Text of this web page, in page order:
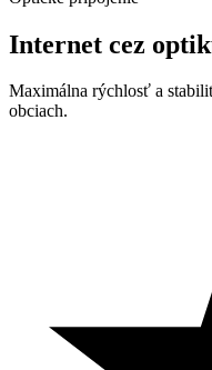
Internet cez
Maximálna rýchlosť a
obciach.